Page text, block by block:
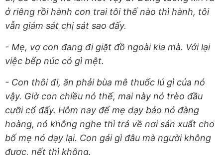
ở riêng rồi hành con trai tôi thế nào thì hành, tôi
vẫn giám sát chị sát sao đấy.
- Mẹ, vợ con đang đi giặt đồ ngoài kia mà. Với lại
việc bếp núc có gì mệt.
- Con thôi đi, ăn phải bùa mê thuốc lú gì của nó
vậy. Giờ con chiều nó thế, mai này nó trèo đầu
cưỡi cổ đấy. Hôm nay để mẹ dạy bảo nó đàng
hoàng, nó không nghe thì trả về nơi sản xuất cho
bố mẹ nó dạy lại. Con gái gì đâu mà người không
được, nết thì không.